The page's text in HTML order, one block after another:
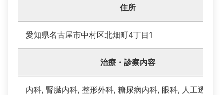
住所
愛知県名古屋市中村区北畑町4丁目1
治療・診察内容
内科, 腎臓内科, 整形外科, 糖尿病内科, 眼科, 人工透析